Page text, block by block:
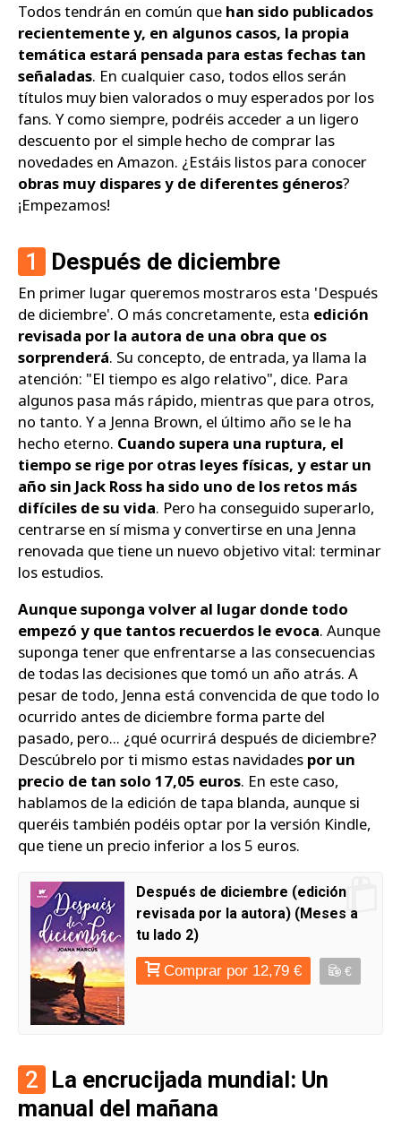
Todos tendrán en común que han sido publicados
recientemente y, en algunos casos, la propia
temática estará pensada para estas fechas tan
señaladas. En cualquier caso, todos ellos serán
títulos muy bien valorados o muy esperados por los
fans. Y como siempre, podréis acceder a un ligero
descuento por el simple hecho de comprar las
novedades en Amazon. ¿Estáis listos para conocer
obras muy dispares y de diferentes géneros?
¡Empezamos!
1 Después de diciembre
En primer lugar queremos mostraros esta 'Después
de diciembre'. O más concretamente, esta edición
revisada por la autora de una obra que os
sorprenderá. Su concepto, de entrada, ya llama la
atención: "El tiempo es algo relativo", dice. Para
algunos pasa más rápido, mientras que para otros,
no tanto. Y a Jenna Brown, el último año se le ha
hecho eterno. Cuando supera una ruptura, el
tiempo se rige por otras leyes físicas, y estar un
año sin Jack Ross ha sido uno de los retos más
difíciles de su vida. Pero ha conseguido superarlo,
centrarse en sí misma y convertirse en una Jenna
renovada que tiene un nuevo objetivo vital: terminar
los estudios.
Aunque suponga volver al lugar donde todo
empezó y que tantos recuerdos le evoca. Aunque
suponga tener que enfrentarse a las consecuencias
de todas las decisiones que tomó un año atrás. A
pesar de todo, Jenna está convencida de que todo lo
ocurrido antes de diciembre forma parte del
pasado, pero... ¿qué ocurrirá después de diciembre?
Descúbrelo por ti mismo estas navidades por un
precio de tan solo 17,05 euros. En este caso,
hablamos de la edición de tapa blanda, aunque si
queréis también podéis optar por la versión Kindle,
que tiene un precio inferior a los 5 euros.
Después de diciembre (edición
revisada por la autora) (Meses a
tu lado 2)
Comprar por 12,79 € €
2 La encrucijada mundial: Un
manual del mañana